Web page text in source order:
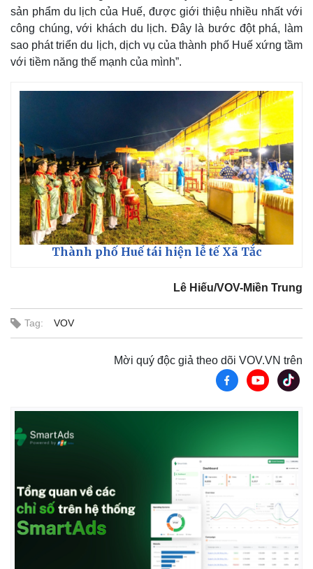
sản phẩm du lịch của Huế, được giới thiệu nhiều nhất với
công chúng, với khách du lịch. Đây là bước đột phá, làm
sao phát triển du lịch, dịch vụ của thành phố Huế xứng tầm
với tiềm năng thế mạnh của mình”.
Thành phố Huế tái hiện lễ tế Xã Tắc
Lê Hiếu/VOV-Miền Trung
Tag: VOV
Mời quý độc giả theo dõi VOV.VN trên